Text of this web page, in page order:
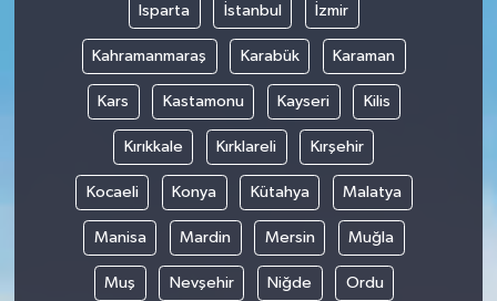
Isparta İstanbul İzmir
Kahramanmaraş Karabük Karaman
Kars Kastamonu Kayseri Kilis
Kırıkkale Kırklareli Kırşehir
Kocaeli Konya Kütahya Malatya
Manisa Mardin Mersin Muğla
Muş Nevşehir Niğde Ordu